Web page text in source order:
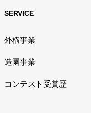
SERVICE
外構事業
造園事業
コンテスト受賞歴